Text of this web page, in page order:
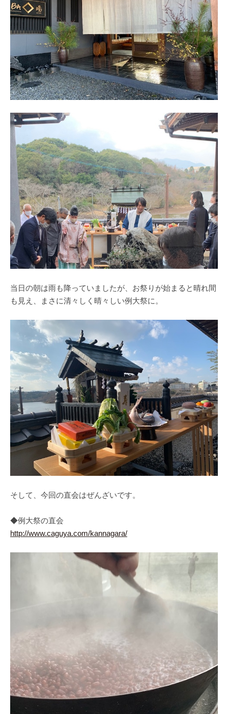
当日の朝は雨も降っていましたが、お祭りが始まると晴れ間
も見え、まさに清々しく晴々しい例大祭に。
そして、今回の直会はぜんざいです。
◆例大祭の直会
http://www.caguya.com/kannagara/